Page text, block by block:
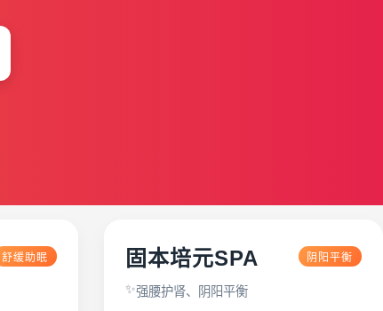
舒缓助眠 固本培元SPA 阴阳平衡
强腰护肾、阴阳平衡